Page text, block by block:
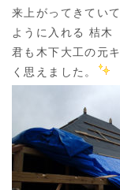
来上がってきてい
ように入れる 桔木
君も木下大工の元
く思えました。